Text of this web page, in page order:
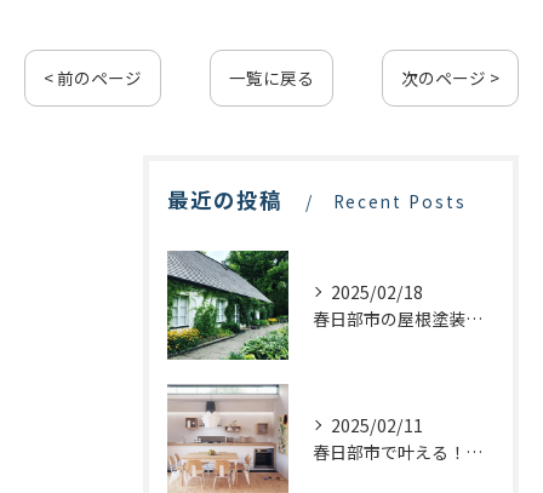
< 前のページ 一覧に戻る 次のページ >
最近の投稿 Recent Posts
2025/02/18
春日部市の屋根塗装：最適な業者選びで価格を抑える方法
2025/02/11
春日部市で叶える！理想のキッチンリフォームを実現するステップ